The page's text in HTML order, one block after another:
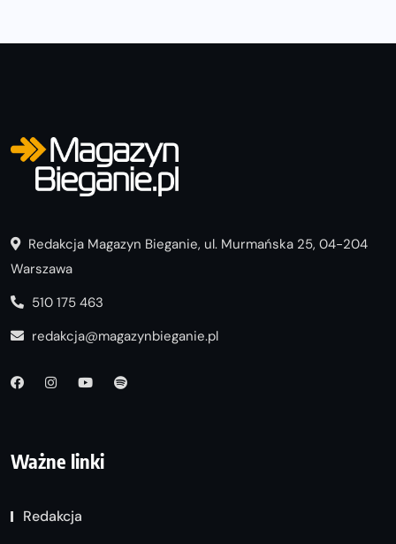
Redakcja Magazyn Bieganie, ul. Murmańska 25, 04-204
Warszawa
510 175 463
redakcja@magazynbieganie.pl
Ważne linki
Redakcja